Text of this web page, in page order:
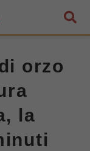
orzo
la